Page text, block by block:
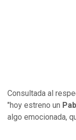
Consultada al
"hoy estreno un
algo emocionada,